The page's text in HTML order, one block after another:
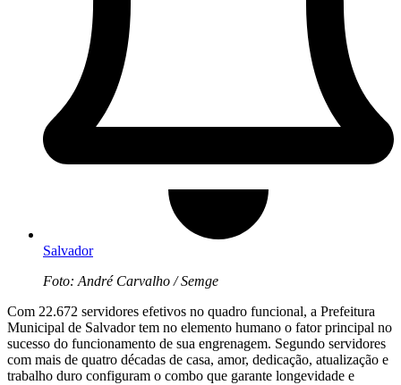
Salvador
Foto: André Carvalho / Semge
Com 22.672 servidores efetivos no quadro funcional, a Prefeitura
Municipal de Salvador tem no elemento humano o fator principal no
sucesso do funcionamento de sua engrenagem. Segundo servidores
com mais de quatro décadas de casa, amor, dedicação, atualização e
trabalho duro configuram o combo que garante longevidade e